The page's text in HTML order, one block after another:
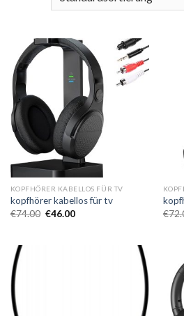
KOPFHÖRER KABELLOS FÜR TV
kopfhörer kabellos für tv
€74.00 €46.00
€